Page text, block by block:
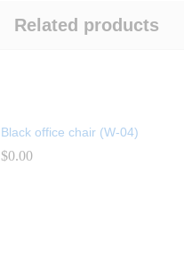
Related products
Black office chair (W-04)
$0.00
$0.00